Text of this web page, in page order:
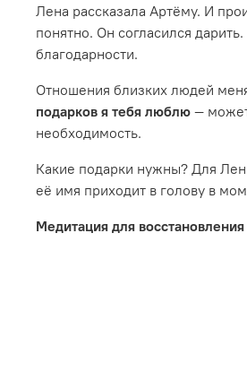
Лена рассказала Артёму. И
понятно. Он согласился
благодарности.
Отношения близких людей
подарков я тебя люблю —
необходимость.
Какие подарки нужны? Для
её имя приходит в голову в
Медитация для